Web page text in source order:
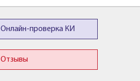
Онлайн-проверка КИ
Отзывы